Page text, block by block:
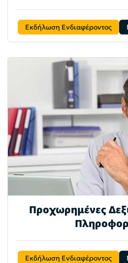
Εκδήλωση Ενδιαφέροντος
Προχωρημένες
Εκδήλωση Ενδιαφέροντος